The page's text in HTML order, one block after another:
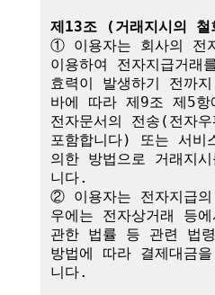
제13조 (거래지시의
① 이용자는 회사의 전
이용하여 전자지급거래
효력이 발생하기 전까
바에 따라 제9조 제5항
전자문서의 전송(전자
포함합니다) 또는 서비
의한 방법으로 거래지
니다.
② 이용자는 전자지급
우에는 전자상거래 등
관한 법률 등 관련 법
방법에 따라 결제대금
니다.